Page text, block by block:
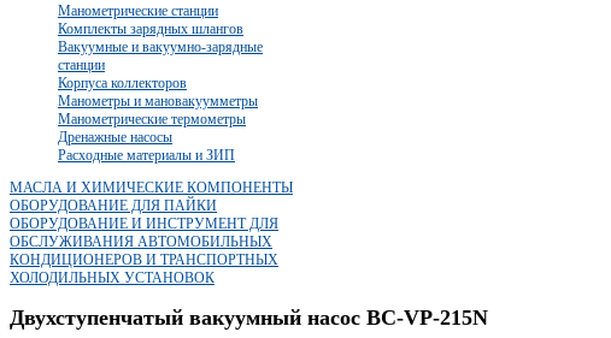
Манометрические станции
Комплекты зарядных шлангов
Вакуумные и вакуумно-зарядные
станции
Корпуса коллекторов
Манометры и мановакуумметры
Манометрические термометры
Дренажные насосы
Расходные материалы и ЗИП
МАСЛА И ХИМИЧЕСКИЕ КОМПОНЕНТЫ
ОБОРУДОВАНИЕ ДЛЯ ПАЙКИ
ОБОРУДОВАНИЕ И ИНСТРУМЕНТ ДЛЯ
ОБСЛУЖИВАНИЯ АВТОМОБИЛЬНЫХ
КОНДИЦИОНЕРОВ И ТРАНСПОРТНЫХ
ХОЛОДИЛЬНЫХ УСТАНОВОК
Двухступенчатый вакуумный насос BC-VP-215N